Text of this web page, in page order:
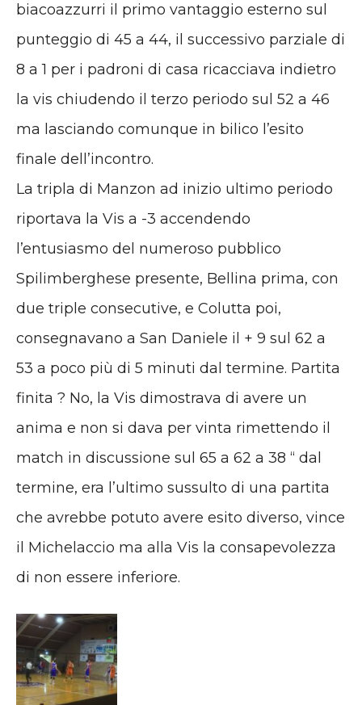
biacoazzurri il primo vantaggio esterno sul
punteggio di 45 a 44, il successivo parziale di
8 a 1 per i padroni di casa ricacciava indietro
la vis chiudendo il terzo periodo sul 52 a 46
ma lasciando comunque in bilico l’esito
finale dell’incontro.
La tripla di Manzon ad inizio ultimo periodo
riportava la Vis a -3 accendendo
l’entusiasmo del numeroso pubblico
Spilimberghese presente, Bellina prima, con
due triple consecutive, e Colutta poi,
consegnavano a San Daniele il + 9 sul 62 a
53 a poco più di 5 minuti dal termine. Partita
finita ? No, la Vis dimostrava di avere un
anima e non si dava per vinta rimettendo il
match in discussione sul 65 a 62 a 38 “ dal
termine, era l’ultimo sussulto di una partita
che avrebbe potuto avere esito diverso, vince
il Michelaccio ma alla Vis la consapevolezza
di non essere inferiore.